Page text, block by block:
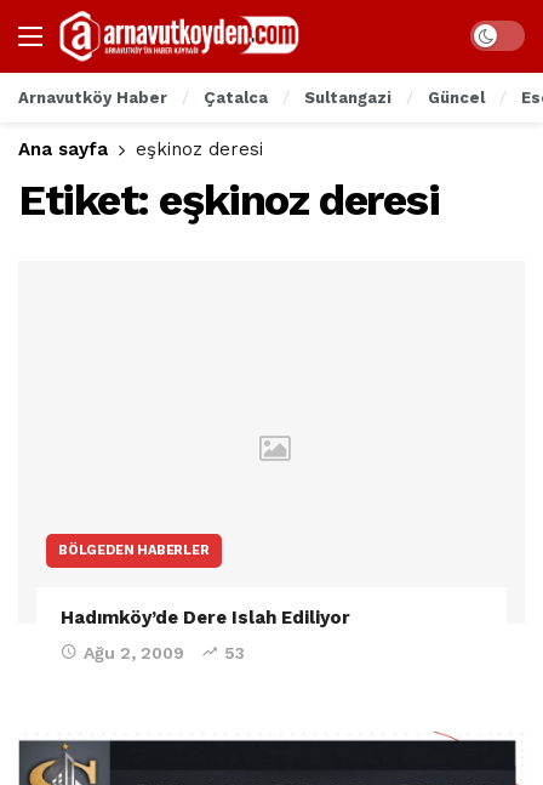
Arnavutköy Haber Çatalca Sultangazi Güncel
Ana sayfa eşkinoz deresi
Etiket: eşkinoz deresi
BÖLGEDEN HABERLER
Hadımköy’de Dere Islah Ediliyor
Ağu 2, 2009 53